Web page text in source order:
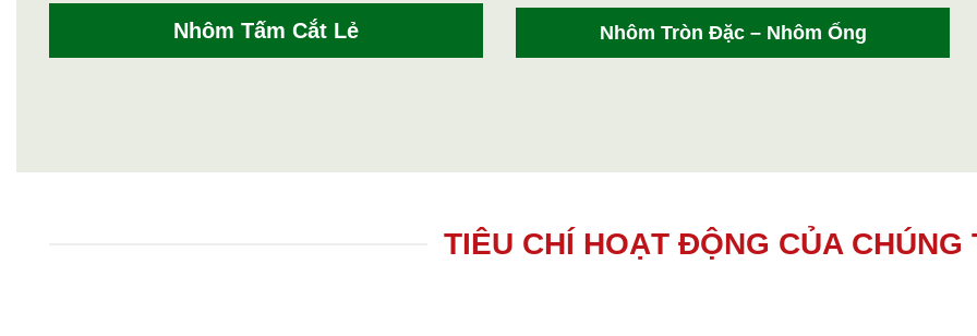
Nhôm Tấm Cắt Lẻ Nhôm Tròn Đặc – Nhôm Ống
TIÊU CHÍ HOẠT ĐỘNG CỦA CHÚNG